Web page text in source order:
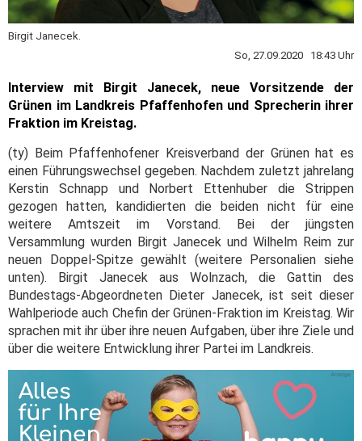
Birgit Janecek.
So, 27.09.2020 18:43 Uhr
Interview mit Birgit Janecek, neue Vorsitzende der
Grünen im Landkreis Pfaffenhofen und Sprecherin ihrer
Fraktion im Kreistag.
(ty) Beim Pfaffenhofener Kreisverband der Grünen hat es
einen Führungswechsel gegeben. Nachdem zuletzt jahrelang
Kerstin Schnapp und Norbert Ettenhuber die Strippen
gezogen hatten, kandidierten die beiden nicht für eine
weitere Amtszeit im Vorstand. Bei der jüngsten
Versammlung wurden Birgit Janecek und Wilhelm Reim zur
neuen Doppel-Spitze gewählt (weitere Personalien siehe
unten). Birgit Janecek aus Wolnzach, die Gattin des
Bundestags-Abgeordneten Dieter Janecek, ist seit dieser
Wahlperiode auch Chefin der Grünen-Fraktion im Kreistag. Wir
sprachen mit ihr über ihre neuen Aufgaben, über ihre Ziele und
über die weitere Entwicklung ihrer Partei im Landkreis.